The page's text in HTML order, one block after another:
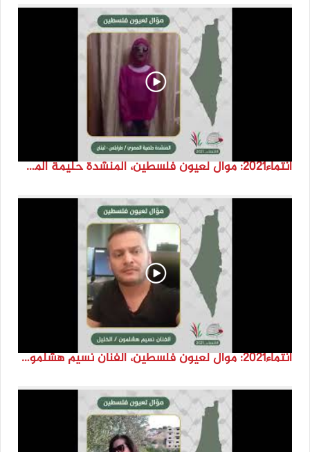
انتماء2021: موال لعيون فلسطين، المنشدة حليمة المصري، لبنان
انتماء2021: موال لعيون فلسطين، الفنان نسيم هشلمون، فلسطين